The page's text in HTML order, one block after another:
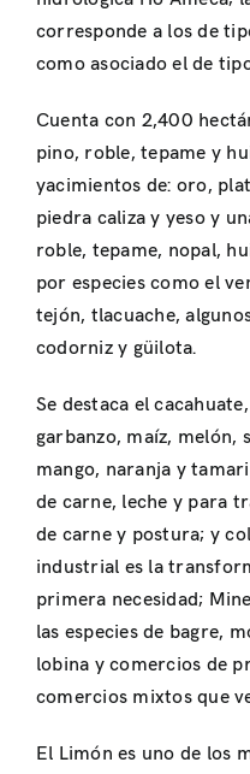
corresponde a los de
como asociado el de
Cuenta con 2,400
pino, roble, tepame y
yacimientos de: oro,
piedra caliza y yeso y
roble, tepame, nopal,
por especies como el
tejón, tlacuache,
codorniz y güilota.
Se destaca el
garbanzo, maíz, melón,
mango, naranja y
de carne, leche y para
de carne y postura; y
industrial es la
primera necesidad;
las especies de bagre,
lobina y comercios de
comercios mixtos que
El Limón es uno de los